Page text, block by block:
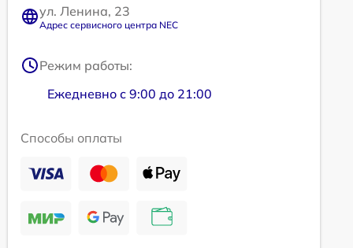
ул. Ленина, 23
Адрес сервисного центра NEC
Режим работы:
Ежедневно с 9:00 до 21:00
Способы оплаты